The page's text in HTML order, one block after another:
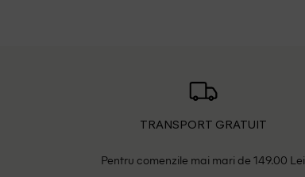
TRANSPORT GRATUIT
Pentru comenzile mai mari de 149.00 Lei